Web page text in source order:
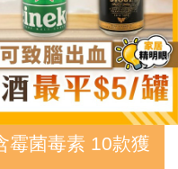
霉菌毒素 10款獲